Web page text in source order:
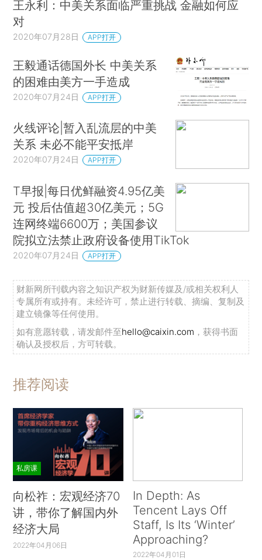
王永利：中美关系面临严重挑战 金融如何应
对
2020年07月28日 APP打开
王毅通话德国外长 中美关系
的困难由美方一手造成
2020年07月24日 APP打开
火线评论|暂入乱流层的中美
关系 未必不能平安抵岸
2020年07月24日 APP打开
T早报|每日优鲜融资4.95亿美
元 投后估值超30亿美元；5G
连网终端6600万；美国参议
院拟立法禁止政府设备使用TikTok
2020年07月24日 APP打开
财新网所刊载内容之知识产权为财新传媒及/或相关权利人
专属所有或持有。未经许可，禁止进行转载、摘编、复制及
建立镜像等任何使用。
如有意愿转载，请发邮件至hello@caixin.com ，获得书面
确认及授权后，方可转载。
推荐阅读
私房课
向松祚：宏观经济70
讲，带你了解国内外
经济大局
2022年04月06日
In Depth: As
Tencent Lays Off
Staff, Is Its ‘Winter’
Approaching?
2022年04月01日